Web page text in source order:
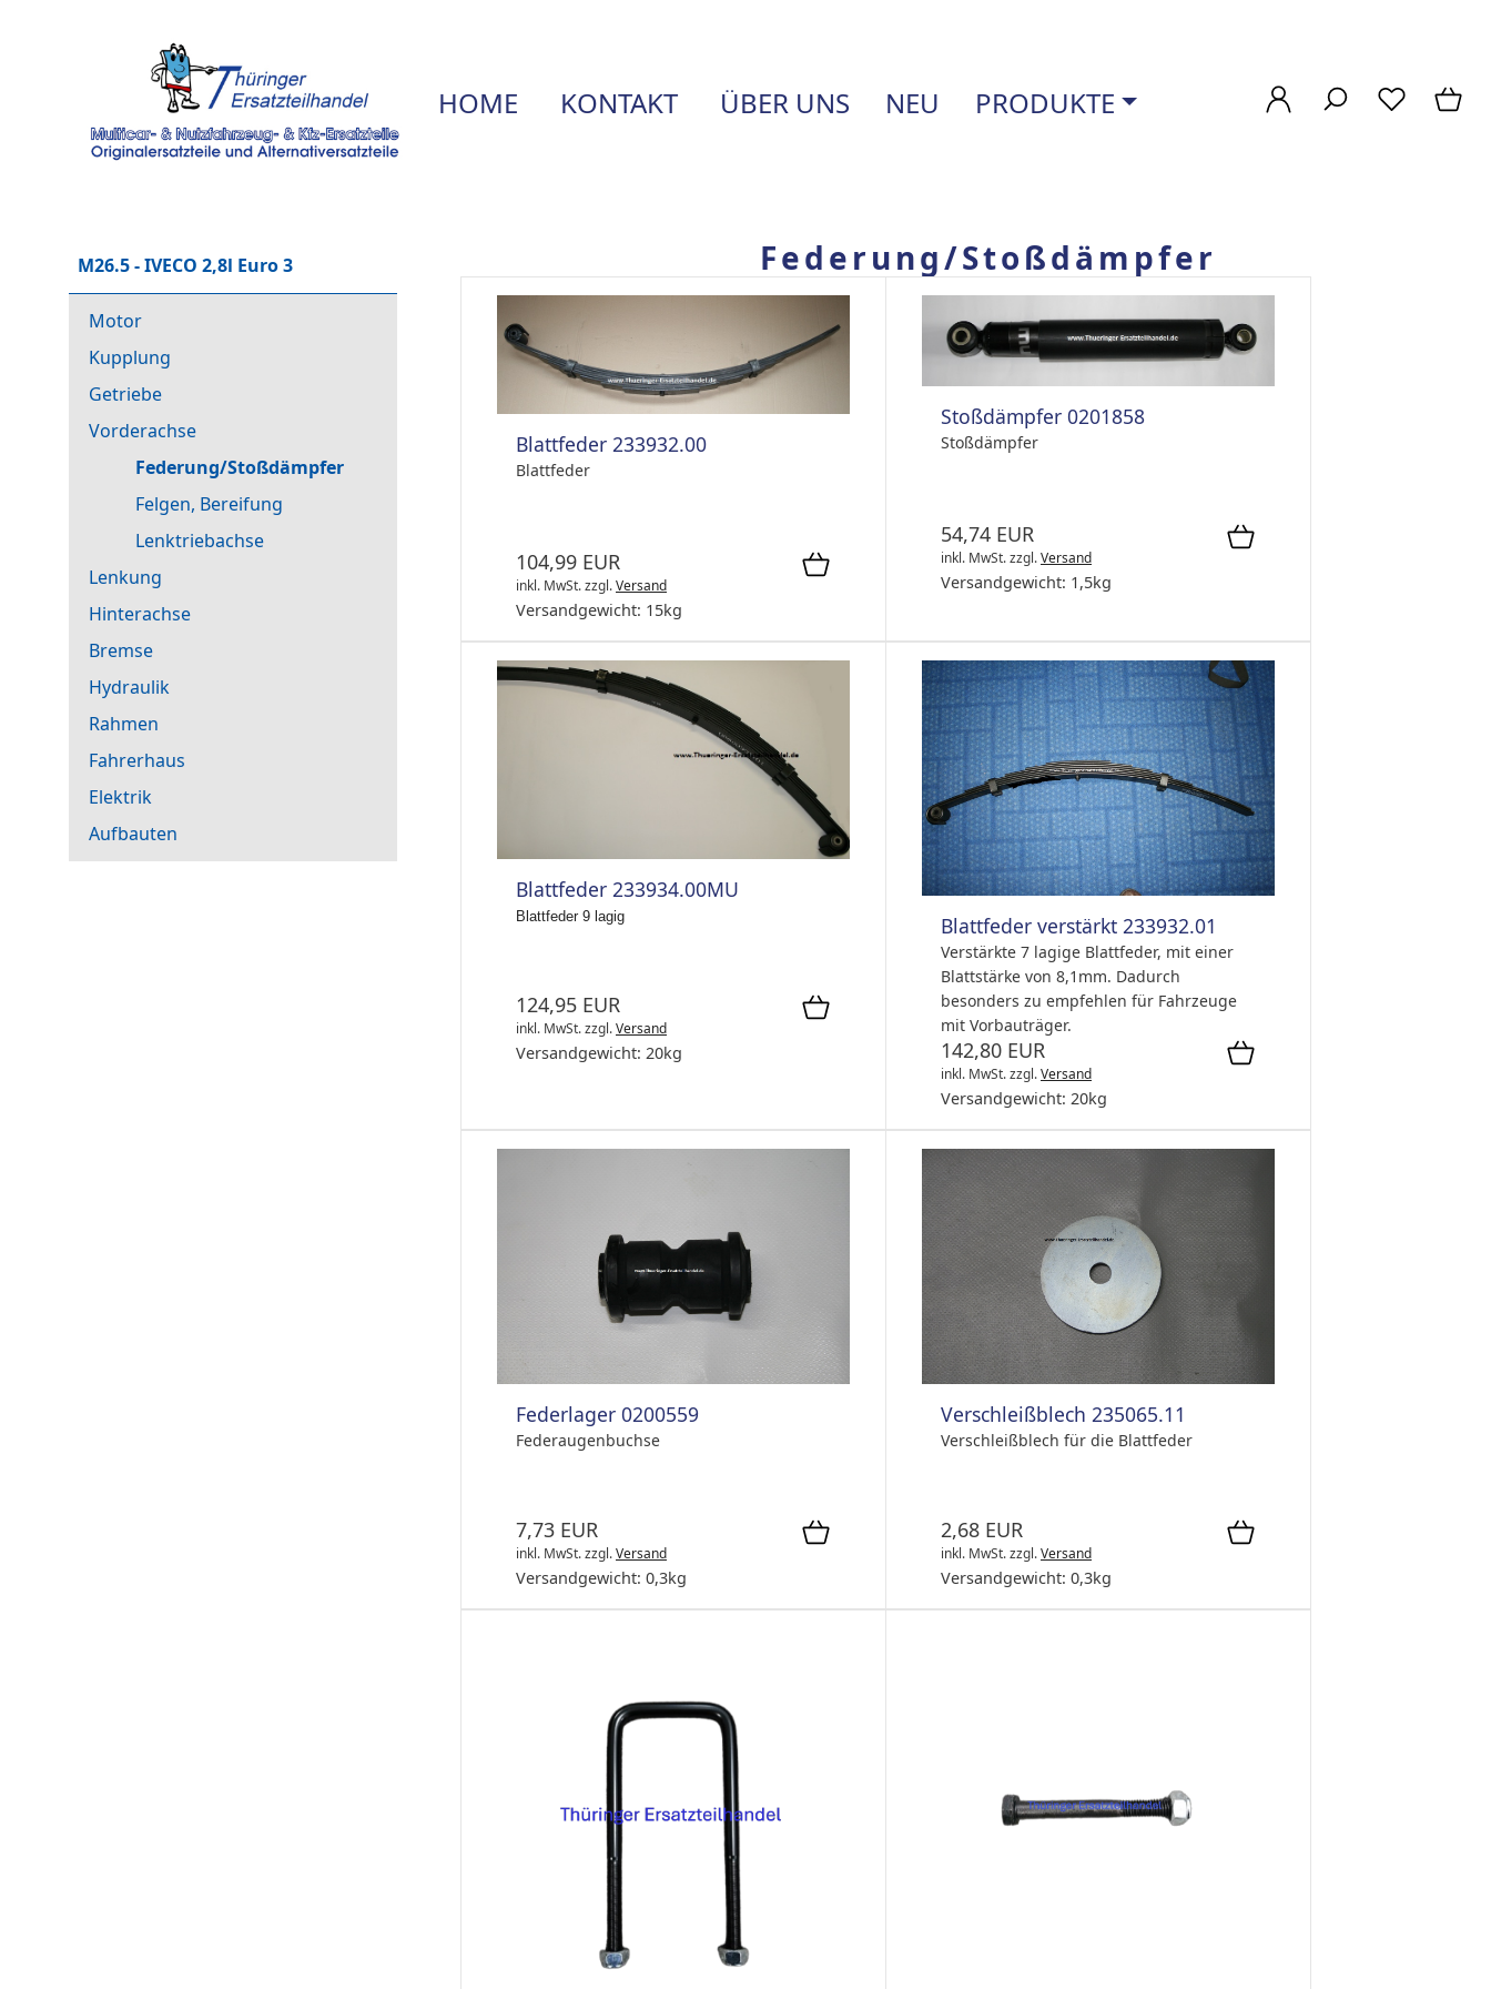
HOME KONTAKT ÜBER UNS NEU PRODUKTE
M26.5 - IVECO 2,8l Euro 3
Motor
Kupplung
Getriebe
Vorderachse
Federung/Stoßdämpfer
Felgen, Bereifung
Lenktriebachse
Lenkung
Hinterachse
Bremse
Hydraulik
Rahmen
Fahrerhaus
Elektrik
Aufbauten
Federung/Stoßdämpfer
Blattfeder 233932.00
Blattfeder
104,99 EUR
inkl. MwSt.zzgl.Versand
Versandgewicht: 15kg
Stoßdämpfer 0201858
Stoßdämpfer
54,74 EUR
inkl. MwSt.zzgl.Versand
Versandgewicht: 1,5kg
Blattfeder 233934.00MU
Blattfeder 9 lagig
124,95 EUR
inkl. MwSt.zzgl.Versand
Versandgewicht: 20kg
Blattfeder verstärkt 233932.01
Verstärkte 7 lagige Blattfeder, mit einer
Blattstärke von 8,1mm. Dadurch
besonders zu empfehlen für Fahrzeuge
mit Vorbauträger.
142,80 EUR
inkl. MwSt.zzgl.Versand
Versandgewicht: 20kg
Federlager 0200559
Federaugenbuchse
7,73 EUR
inkl. MwSt.zzgl.Versand
Versandgewicht: 0,3kg
Verschleißblech 235065.11
Verschleißblech für die Blattfeder
2,68 EUR
inkl. MwSt.zzgl.Versand
Versandgewicht: 0,3kg